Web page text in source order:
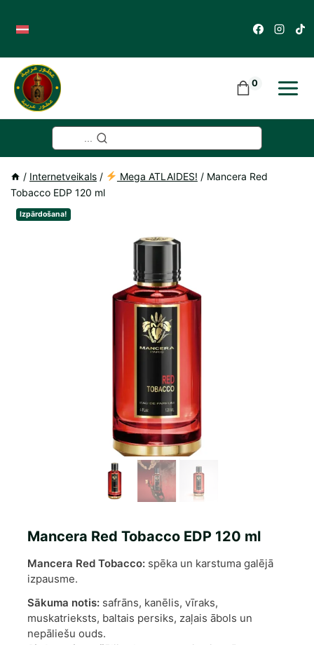
content
0
/ Internetveikals / Mega ATLAIDES! / Mancera Red
Tobacco EDP 120 ml
Izpārdošana!
Mancera Red Tobacco EDP 120 ml
Mancera Red Tobacco: spēka un karstuma galējā
izpausme.
Sākuma notis: safrāns, kanēlis, vīraks,
muskatrieksts, baltais persiks, zaļais ābols un
nepāliešu ouds.